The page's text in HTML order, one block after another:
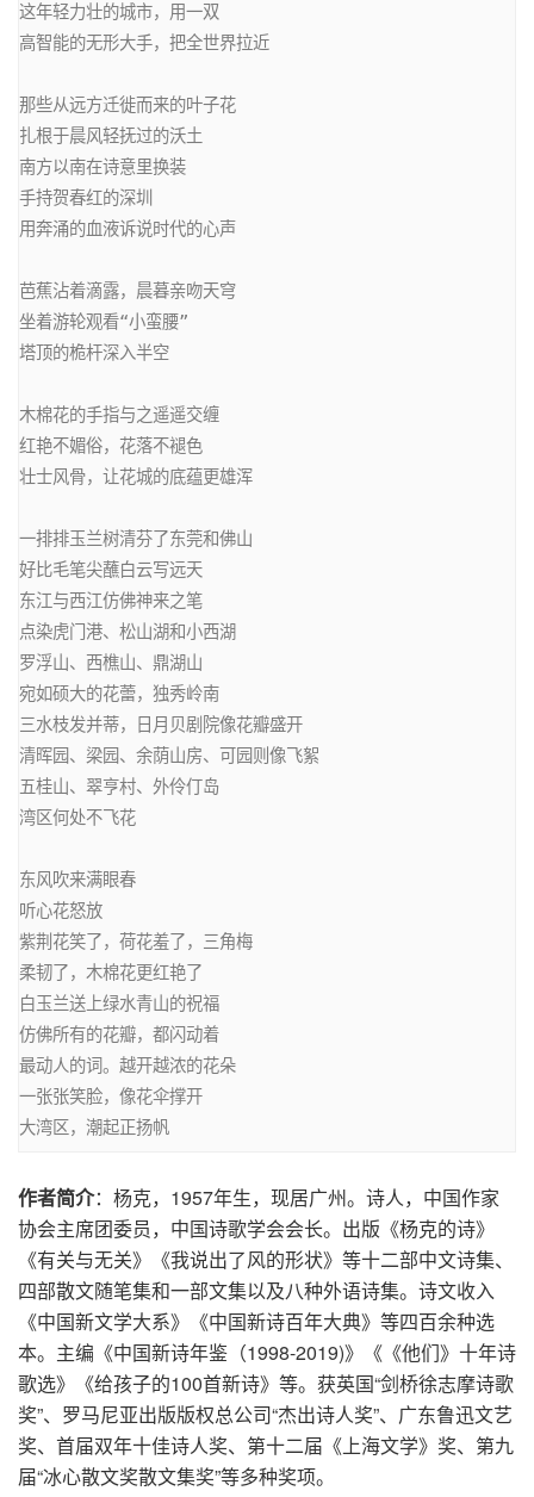
这年轻力壮的城市，用一双
高智能的无形大手，把全世界拉近
那些从远方迁徙而来的叶子花
扎根于晨风轻抚过的沃土
南方以南在诗意里换装
手持贺春红的深圳
用奔涌的血液诉说时代的心声
芭蕉沾着滴露，晨暮亲吻天穹
坐着游轮观看“小蛮腰”
塔顶的桅杆深入半空
木棉花的手指与之遥遥交缠
红艳不媚俗，花落不褪色
壮士风骨，让花城的底蕴更雄浑
一排排玉兰树清芬了东莞和佛山
好比毛笔尖蘸白云写远天
东江与西江仿佛神来之笔
点染虎门港、松山湖和小西湖
罗浮山、西樵山、鼎湖山
宛如硕大的花蕾，独秀岭南
三水枝发并蒂，日月贝剧院像花瓣盛开
清晖园、梁园、余荫山房、可园则像飞絮
五桂山、翠亨村、外伶仃岛
湾区何处不飞花
东风吹来满眼春
听心花怒放
紫荆花笑了，荷花羞了，三角梅
柔韧了，木棉花更红艳了
白玉兰送上绿水青山的祝福
仿佛所有的花瓣，都闪动着
最动人的词。越开越浓的花朵
一张张笑脸，像花伞撑开
大湾区，潮起正扬帆
作者简介：杨克，1957年生，现居广州。诗人，中国作家
协会主席团委员，中国诗歌学会会长。出版《杨克的诗》
《有关与无关》《我说出了风的形状》等十二部中文诗集、
四部散文随笔集和一部文集以及八种外语诗集。诗文收入
《中国新文学大系》《中国新诗百年大典》等四百余种选
本。主编《中国新诗年鉴（1998-2019)》《《他们》十年诗
歌选》《给孩子的100首新诗》等。获英国“剑桥徐志摩诗歌
奖”、罗马尼亚出版版权总公司“杰出诗人奖”、广东鲁迅文艺
奖、首届双年十佳诗人奖、第十二届《上海文学》奖、第九
届“冰心散文奖散文集奖”等多种奖项。